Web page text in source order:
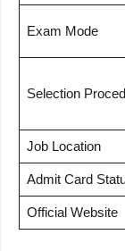
Exam Mode
Selection
Job Location
Admit Card
Official Website